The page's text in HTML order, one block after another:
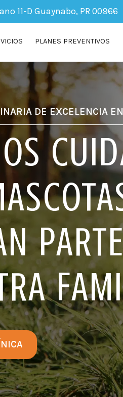
11-D Guaynabo, PR 00966
PLANES PREVENTIVOS
DE EXCELENCIA